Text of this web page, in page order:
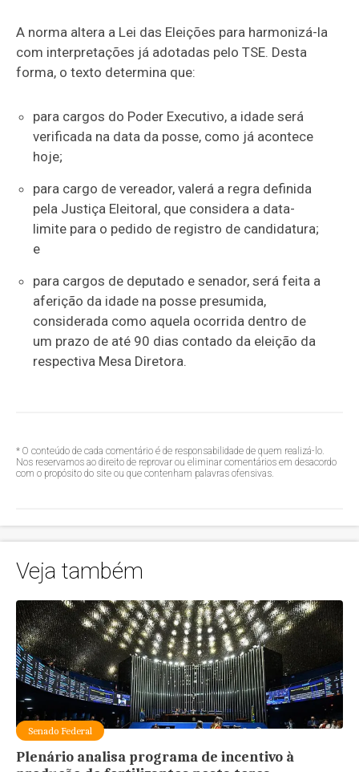
A norma altera a Lei das Eleições para harmonizá-la
com interpretações já adotadas pelo TSE. Desta
forma, o texto determina que:
para cargos do Poder Executivo, a idade será
verificada na data da posse, como já acontece
hoje;
para cargo de vereador, valerá a regra definida
pela Justiça Eleitoral, que considera a data-
limite para o pedido de registro de candidatura;
e
para cargos de deputado e senador, será feita a
aferição da idade na posse presumida,
considerada como aquela ocorrida dentro de
um prazo de até 90 dias contado da eleição da
respectiva Mesa Diretora.
* O conteúdo de cada comentário é de responsabilidade de quem realizá-lo.
Nos reservamos ao direito de reprovar ou eliminar comentários em desacordo
com o propósito do site ou que contenham palavras ofensivas.
Veja também
Senado Federal
Plenário analisa programa de incentivo à